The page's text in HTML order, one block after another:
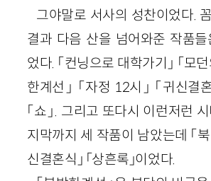
그야말로 서사의 성찬이었다.
결과 다음 산을 넘어와준 작품들
었다. 「컨닝으로 대학가기」 「모
한계선」 「자정 12시」 「귀신결
「쇼」. 그리고 또다시 이런저런
지막까지 세 작품이 남았는데 「북
신결혼식」 「상흔록」이었다.